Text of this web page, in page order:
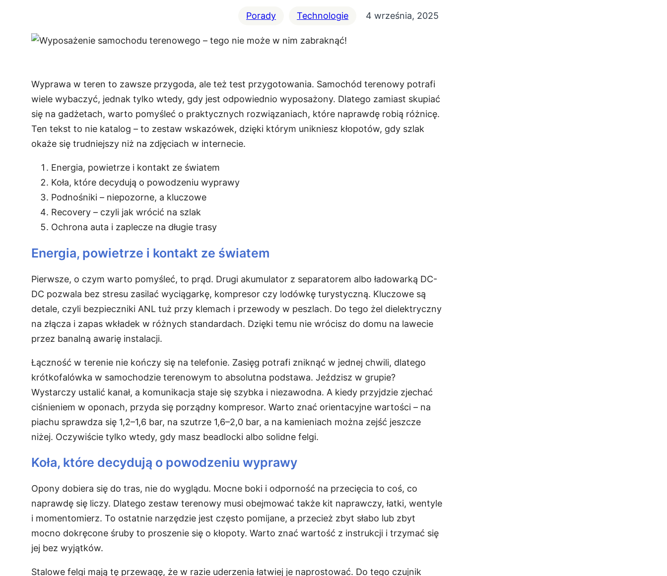
Porady Technologie 4 września, 2025
Wyprawa w teren to zawsze przygoda, ale też test przygotowania. Samochód terenowy potrafi
wiele wybaczyć, jednak tylko wtedy, gdy jest odpowiednio wyposażony. Dlatego zamiast skupiać
się na gadżetach, warto pomyśleć o praktycznych rozwiązaniach, które naprawdę robią różnicę.
Ten tekst to nie katalog – to zestaw wskazówek, dzięki którym unikniesz kłopotów, gdy szlak
okaże się trudniejszy niż na zdjęciach w internecie.
Energia, powietrze i kontakt ze światem
Koła, które decydują o powodzeniu wyprawy
Podnośniki – niepozorne, a kluczowe
Recovery – czyli jak wrócić na szlak
Ochrona auta i zaplecze na długie trasy
Energia, powietrze i kontakt ze światem
Pierwsze, o czym warto pomyśleć, to prąd. Drugi akumulator z separatorem albo ładowarką DC-
DC pozwala bez stresu zasilać wyciągarkę, kompresor czy lodówkę turystyczną. Kluczowe są
detale, czyli bezpieczniki ANL tuż przy klemach i przewody w peszlach. Do tego żel dielektryczny
na złącza i zapas wkładek w różnych standardach. Dzięki temu nie wrócisz do domu na lawecie
przez banalną awarię instalacji.
Łączność w terenie nie kończy się na telefonie. Zasięg potrafi zniknąć w jednej chwili, dlatego
krótkofalówka w samochodzie terenowym to absolutna podstawa. Jeździsz w grupie?
Wystarczy ustalić kanał, a komunikacja staje się szybka i niezawodna. A kiedy przyjdzie zjechać
ciśnieniem w oponach, przyda się porządny kompresor. Warto znać orientacyjne wartości – na
piachu sprawdza się 1,2–1,6 bar, na szutrze 1,6–2,0 bar, a na kamieniach można zejść jeszcze
niżej. Oczywiście tylko wtedy, gdy masz beadlocki albo solidne felgi.
Koła, które decydują o powodzeniu wyprawy
Opony dobiera się do tras, nie do wyglądu. Mocne boki i odporność na przecięcia to coś, co
naprawdę się liczy. Dlatego zestaw terenowy musi obejmować także kit naprawczy, łatki, wentyle
i momentomierz. To ostatnie narzędzie jest często pomijane, a przecież zbyt słabo lub zbyt
mocno dokręcone śruby to proszenie się o kłopoty. Warto znać wartość z instrukcji i trzymać się
jej bez wyjątków.
Stalowe felgi mają tę przewagę, że w razie uderzenia łatwiej je naprostować. Do tego czujnik